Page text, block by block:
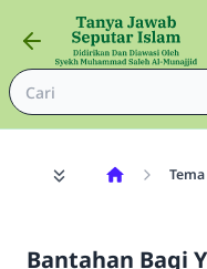
Tema
Bantahan Bagi